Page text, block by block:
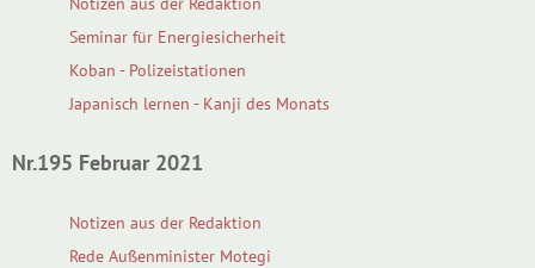
Seminar für Energiesicherheit
Koban - Polizeistationen
Japanisch lernen - Kanji des Monats
Nr.195 Februar 2021
Notizen aus der Redaktion
Rede Außenminister Motegi